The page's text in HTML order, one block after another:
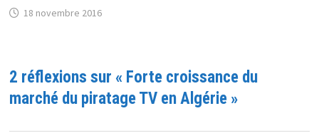
18 novembre 2016
2 réflexions sur « Forte croissance du
marché du piratage TV en Algérie»